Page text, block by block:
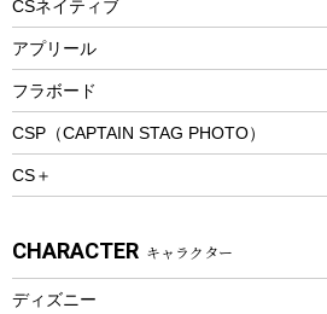
トレッキング
トレッキングアクセサリー
プレイグッズ
ウェルネス
ウェア、タオル
CSネイティブ
アプリール
フラボード
CSP（CAPTAIN STAG PHOTO）
CS＋
CHARACTER キャラクター
ディズニー